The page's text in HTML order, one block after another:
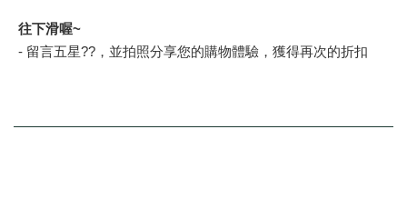
往下滑喔~
- 留言五星??，並拍照分享您的購物體驗，獲得再次的折扣